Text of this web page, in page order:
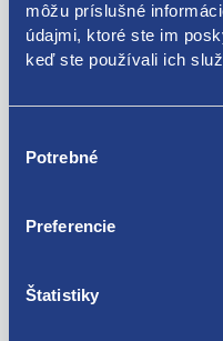
môžu príslušné
údajmi, ktoré ste im
keď ste používali ich
súhlasu
Potrebné
Preferencie
Štatistiky
Volkswagen Passat CC
Volkswagen Passat B6
Za